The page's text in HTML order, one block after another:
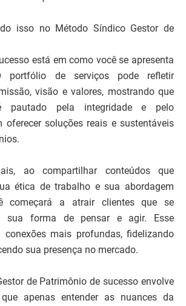
isso no Método Síndico Gestor de
está em como você se apresenta
portfólio de serviços pode refletir
visão e valores, mostrando que
pautado pela integridade e pelo
oferecer soluções reais e sustentáveis
ao compartilhar conteúdos que
ética de trabalho e sua abordagem
começará a atrair clientes que se
sua forma de pensar e agir. Esse
conexões mais profundas, fidelizando
sua presença no mercado.
de Patrimônio de sucesso envolve
apenas entender as nuances da